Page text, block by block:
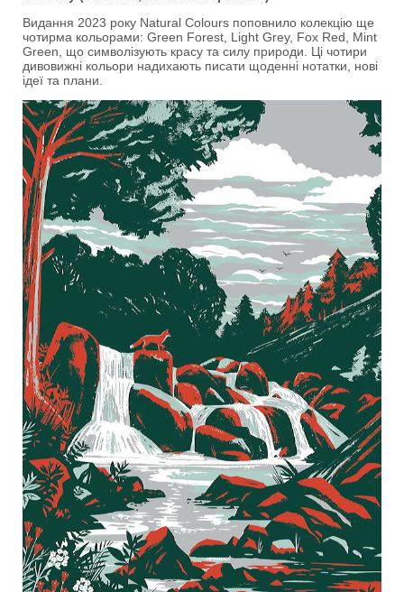
Видання 2023 року Natural Colours поповнило колекцію ще
чотирма кольорами: Green Forest, Light Grey, Fox Red, Mint
Green, що символізують красу та силу природи. Ці чотири
дивовижні кольори надихають писати щоденні нотатки, нові
ідеї та плани.